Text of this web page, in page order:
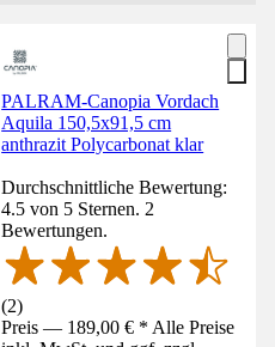
PALRAM-Canopia Vordach
Aquila 150,5x91,5 cm
anthrazit Polycarbonat klar
Durchschnittliche Bewertung:
4.5 von 5 Sternen. 2
Bewertungen.
(2)
Preis — 189,00 € * Alle Preise